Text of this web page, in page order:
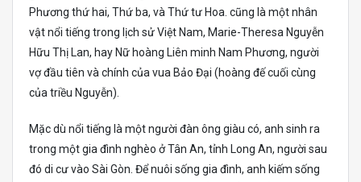
Phương thứ hai, Thứ ba, và Thứ tư Hoa. cũng là một nhân
vật nổi tiếng trong lịch sử Việt Nam, Marie-Theresa Nguyễn
Hữu Thị Lan, hay Nữ hoàng Liên minh Nam Phương, người
vợ đầu tiên và chính của vua Bảo Đại (hoàng đế cuối cùng
của triều Nguyễn).
Mặc dù nổi tiếng là một người đàn ông giàu có, anh sinh ra
trong một gia đình nghèo ở Tân An, tỉnh Long An, người sau
đó di cư vào Sài Gòn. Để nuôi sống gia đình, anh kiếm sống